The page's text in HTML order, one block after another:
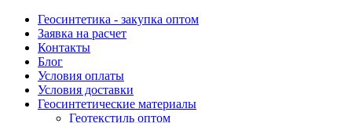
Геосинтетика - закупка оптом
Заявка на расчет
Контакты
Блог
Условия оплаты
Условия доставки
Геосинтетические материалы
Геотекстиль оптом